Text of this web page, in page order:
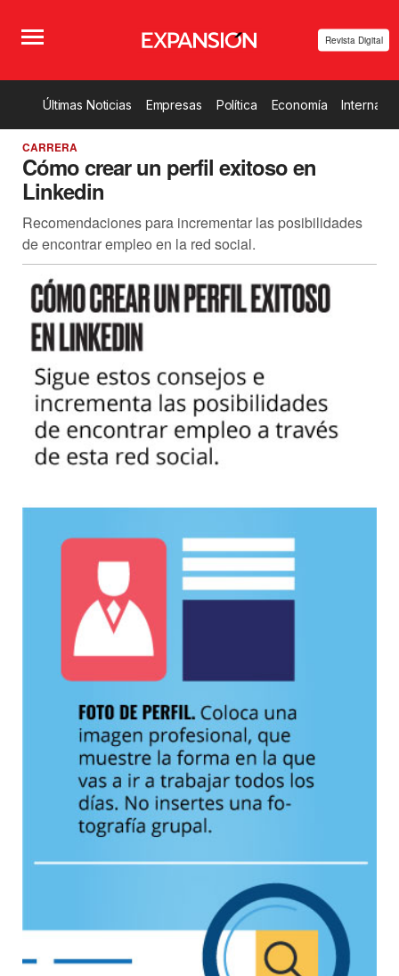
Revista Digital
Últimas Noticias Empresas Política Economía
CARRERA
Cómo crear un perfil exitoso en
Linkedin
Recomendaciones para incrementar las posibilidades
de encontrar empleo en la red social.